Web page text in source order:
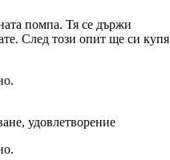
помпа. Тя се държи
След този опит ще си купя
удовлетворение